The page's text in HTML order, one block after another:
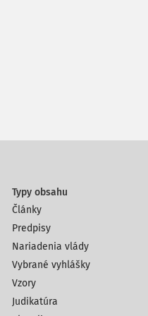
Typy obsahu
Články
Predpisy
Nariadenia vlády
Vybrané vyhlášky
Vzory
Judikatúra